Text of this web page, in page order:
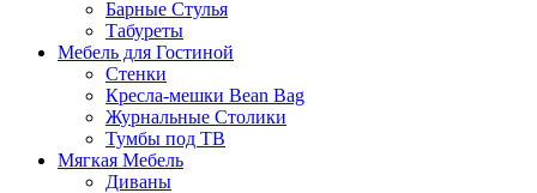
Барные Стулья
Табуреты
Мебель для Гостиной
Стенки
Кресла-мешки Bean Bag
Журнальные Столики
Тумбы под ТВ
Мягкая Мебель
Диваны